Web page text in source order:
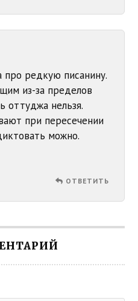
редкую писанину.
из-за пределов
оттуджа нельзя.
при пересечении
можно.
ОТВЕТИТЬ